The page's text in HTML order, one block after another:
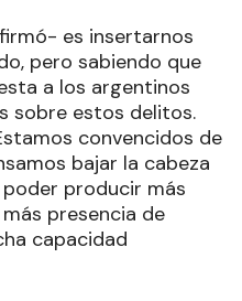
es insertarnos
pero sabiendo que
a los argentinos
sobre estos delitos.
convencidos de
bajar la cabeza
producir más
presencia de
capacidad